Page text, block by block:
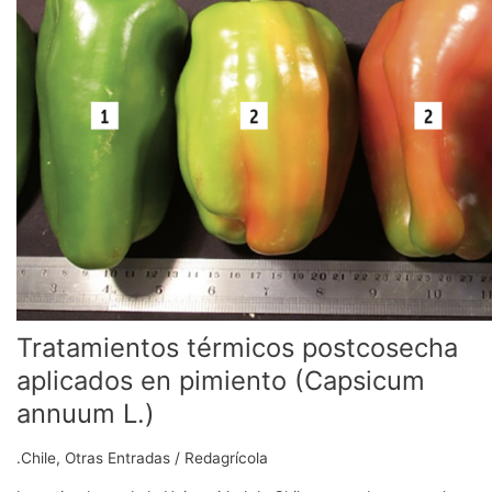
Tratamientos térmicos postcosecha
aplicados en pimiento (Capsicum
annuum L.)
.Chile, Otras Entradas / Redagrícola
postcosecha
aplicados
pimiento
(Capsicum